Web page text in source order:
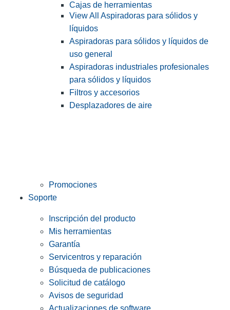
Cajas de herramientas
View All Aspiradoras para sólidos y
líquidos
Aspiradoras para sólidos y líquidos de
uso general
Aspiradoras industriales profesionales
para sólidos y líquidos
Filtros y accesorios
Desplazadores de aire
Promociones
Soporte
Inscripción del producto
Mis herramientas
Garantía
Servicentros y reparación
Búsqueda de publicaciones
Solicitud de catálogo
Avisos de seguridad